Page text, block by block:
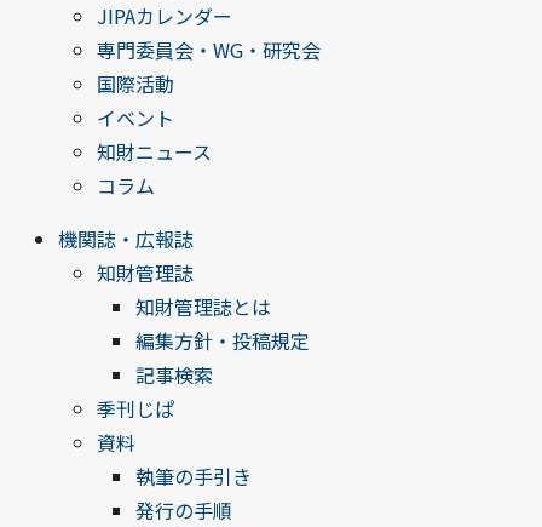
JIPAカレンダー
専門委員会・WG・研究会
国際活動
イベント
知財ニュース
コラム
機関誌・広報誌
知財管理誌
知財管理誌とは
編集方針・投稿規定
記事検索
季刊じぱ
資料
執筆の手引き
発行の手順